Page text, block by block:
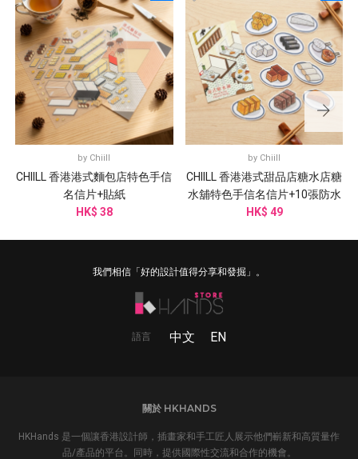
by Chiill
CHIILL 香港港式麵包店特色手信
名信片+貼紙
HK$ 38
by Chiill
CHIILL 香港港式甜品店糖水店糖
水舖特色手信名信片+10張防水
貼紙
HK$ 49
我們相信「好的設計值得分享和發掘」。
語言 中文 EN
關於 HKHANDS
HKHands 是一個讓香港設計師，插畫家和手工匠人展示他們嶄新和高質量作
品/產品的平台。同時，提供國際性交流和合作的機會。